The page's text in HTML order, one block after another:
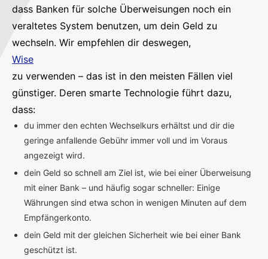
dass Banken für solche Überweisungen noch ein
veraltetes System benutzen, um dein Geld zu
wechseln. Wir empfehlen dir deswegen,
Wise
zu verwenden – das ist in den meisten Fällen viel
günstiger. Deren smarte Technologie führt dazu,
dass:
du immer den echten Wechselkurs erhältst und dir die
geringe anfallende Gebühr immer voll und im Voraus
angezeigt wird.
dein Geld so schnell am Ziel ist, wie bei einer Überweisung
mit einer Bank – und häufig sogar schneller: Einige
Währungen sind etwa schon in wenigen Minuten auf dem
Empfängerkonto.
dein Geld mit der gleichen Sicherheit wie bei einer Bank
geschützt ist.